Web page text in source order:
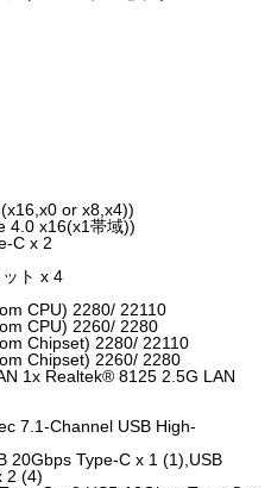
or x8,x4))
4.0 x16(x1帯域))
C x 2
ト x 4
CPU) 2280/ 22110
CPU) 2260/ 2280
Chipset) 2280/ 22110
Chipset) 2260/ 2280
1x Realtek® 8125 2.5G LAN
7.1-Channel USB High-
20Gbps Type-C x 1 (1),USB
2 (4)